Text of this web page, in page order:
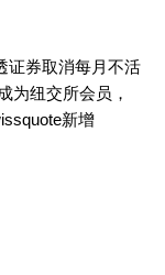
证券取消每月不活
为纽交所会员，
新增